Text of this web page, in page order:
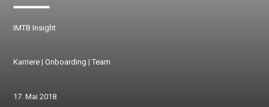
IMTB Insight
Karriere |Onboarding |Team
17. Mai 2018